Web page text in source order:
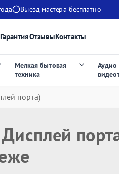
Выезд мастера бесплатно
ГарантияОтзывыКонтакты
Мелкая бытовая
техника
Аудио
порта)